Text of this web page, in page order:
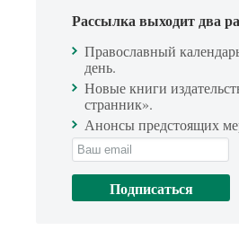
Рассылка выходит два
Православный
день.
Новые книги
странник».
Анонсы предстоящих